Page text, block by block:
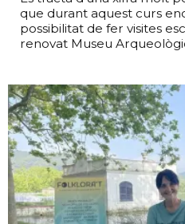
que durant aquest curs
possibilitat de fer visites
renovat Museu